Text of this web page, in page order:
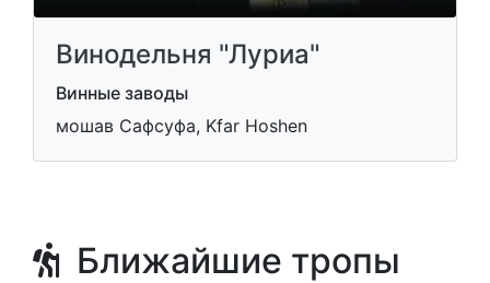
Винодельня "Луриа"
Винные заводы
мошав Сафсуфа, Kfar Hoshen
Ближайшие тропы